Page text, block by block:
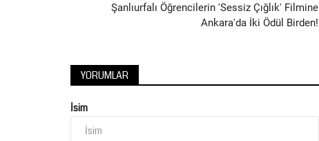
Şanlıurfalı Öğrencilerin 'Sessiz Çığlık' Filmine
Ankara'da İki Ödül Birden!
YORUMLAR
İsim